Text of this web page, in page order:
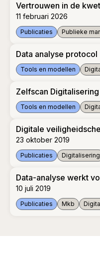
Vertrouwen in de
11 februari 2026
Publicaties Publieke
Data analyse protocol
Tools en modellen
Zelfscan
Tools en modellen
Digitale
23 oktober 2019
Publicaties Digitalisering
Data-analyse werkt
10 juli 2019
Publicaties Mkb